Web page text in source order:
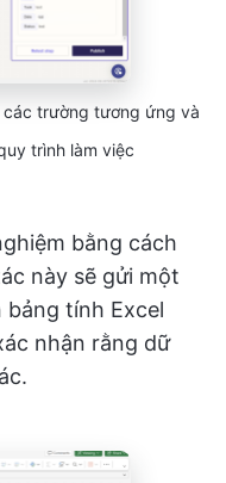
trường tương ứng và
trình làm việc
bằng cách
này sẽ gửi một
bảng tính Excel
nhận rằng dữ